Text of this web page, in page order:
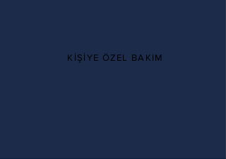
KİŞİYE ÖZEL BAKIM